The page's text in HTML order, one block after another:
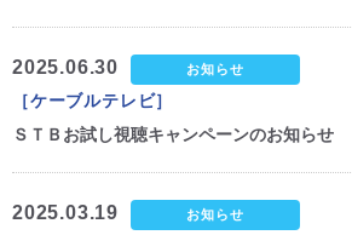
2025.06.30 お知らせ
［ケーブルテレビ］
ＳＴＢお試し視聴キャンペーンのお知らせ
2025.03.19 お知らせ